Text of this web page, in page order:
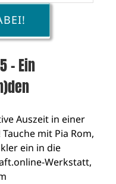
– Ein
Auszeit in einer
mit Pia Rom,
ein in die
Werkstatt,